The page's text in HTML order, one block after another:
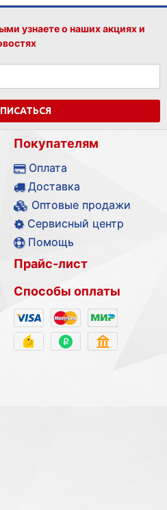
узнаете о наших акциях и
Покупателям
Оплата
Доставка
Оптовые продажи
Сервисный центр
Помощь
Прайс-лист
Способы оплаты